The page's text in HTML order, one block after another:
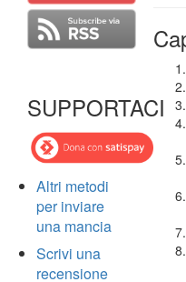
SUPPORTACI
Altri metodi
per inviare
una mancia
Scrivi una
recensione